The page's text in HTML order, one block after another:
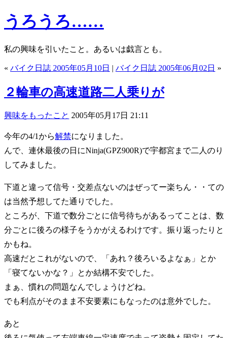
うろうろ……
私の興味を引いたこと。あるいは戯言とも。
« バイク日誌 2005年05月10日 | バイク日誌 2005年06月02日 »
２輪車の高速道路二人乗りが
興味をもったこと 2005年05月17日 21:11
今年の4/1から解禁になりました。
んで、連休最後の日にNinja(GPZ900R)で宇都宮まで二人のり
してみました。
下道と違って信号・交差点ないのはぜってー楽ちん・・ての
は当然予想してた通りでした。
ところが、下道で数分ごとに信号待ちがあるってことは、数
分ごとに後ろの様子をうかがえるわけです。振り返ったりと
かもね。
高速だとこれがないので、「あれ？後ろいるよなぁ」とか
「寝てないかな？」とか結構不安でした。
まぁ、慣れの問題なんでしょうけどね。
でも利点がそのまま不安要素にもなったのは意外でした。
あと